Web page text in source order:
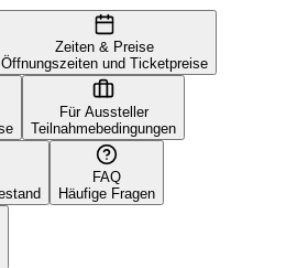
Zeiten & Preise
Öffnungszeiten und Ticketpreise
Für Aussteller
Teilnahmebedingungen
FAQ
Häufige Fragen